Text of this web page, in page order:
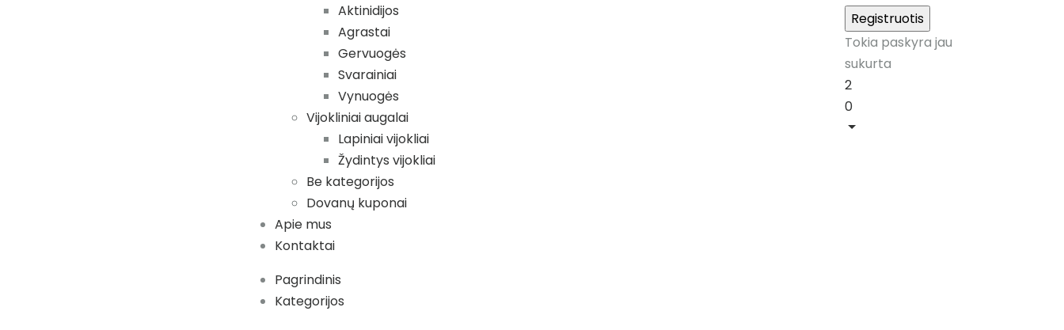
Aktinidijos
Agrastai
Gervuogės
Svarainiai
Vynuogės
Vijokliniai augalai
Lapiniai vijokliai
Žydintys vijokliai
Be kategorijos
Dovanų kuponai
Apie mus
Kontaktai
Pagrindinis
Kategorijos
Tokia paskyra jau
sukurta
2
0